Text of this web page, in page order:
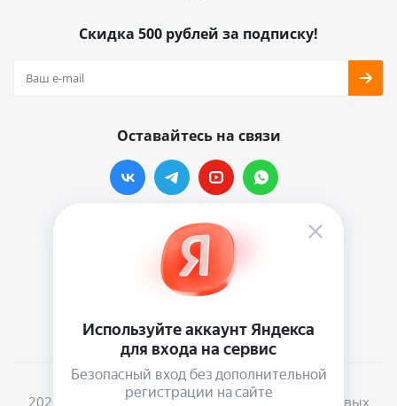
Скидка 500 рублей за подписку!
Оставайтесь на связи
Наши контакты
info@vinylmarkt.ru
2026 © Винилмаркт - интернет-магазин виниловых